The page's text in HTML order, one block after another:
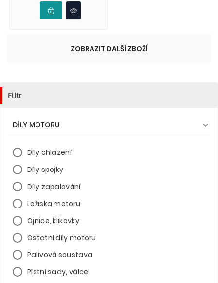
ZOBRAZIT DALŠÍ ZBOŽÍ
Filtr
DÍLY MOTORU 
Díly chlazení
Díly spojky
Díly zapalování
Ložiska motoru
Ojnice, klikovky
Ostatní díly motoru
Palivová soustava
Pístní sady, válce